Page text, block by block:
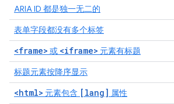
ARIA ID 都是独一无二的
表单字段都没有多个标签
<frame> 或 <iframe> 元素有标题
标题元素按降序显示
<html> 元素包含 [lang] 属性